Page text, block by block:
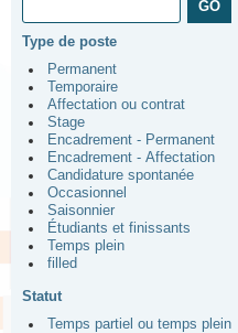
Type de poste
Permanent
Temporaire
Affectation ou contrat
Stage
Encadrement - Permanent
Encadrement - Affectation
Candidature spontanée
Occasionnel
Saisonnier
Étudiants et finissants
Temps plein
filled
Statut
Temps partiel ou temps plein